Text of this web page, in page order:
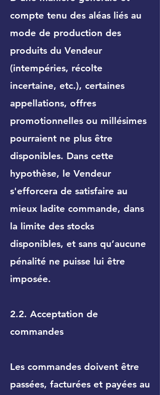
compte tenu des aléas liés au
mode de production des
produits du Vendeur
(intempéries, récolte
incertaine, etc.), certaines
appellations, offres
promotionnelles ou millésimes
pourraient ne plus être
disponibles. Dans cette
hypothèse, le Vendeur
s'efforcera de satisfaire au
mieux ladite commande, dans
la limite des stocks
disponibles, et sans qu’aucune
pénalité ne puisse lui être
imposée.
2.2. Acceptation de
commandes
Les commandes doivent être
passées, facturées et payées au